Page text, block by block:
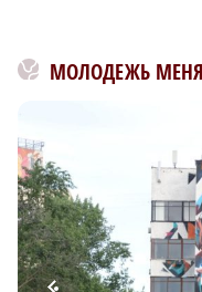
МОЛОДЕЖЬ